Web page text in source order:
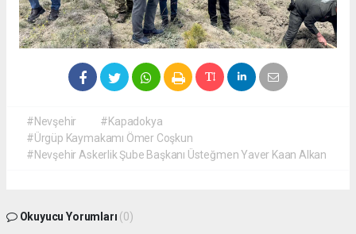
#Nevşehir
#Kapadokya
#Ürgüp Kaymakamı Ömer Coşkun
#Nevşehir Askerlik Şube Başkanı Üsteğmen Yaver Kaan Alkan
Okuyucu Yorumları (0)